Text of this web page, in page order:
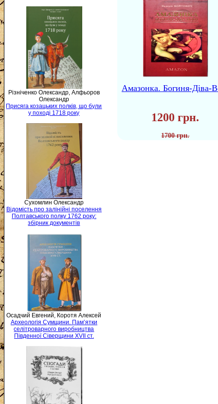
Різніченко Олександр, Алфьоров
Олександр
Присяга козацьких полків, що були
у поході 1718 року
Сухомлин Олександр
Відомість про залінійні поселення
Полтавського полку 1762 року:
збірник документів
Осадчий Евгений, Коротя Алексей
Археологія Сумщини. Пам’ятки
селітроварного виробництва
Південної Сіверщини XVII ст.
Амазонка. Богиня-Діва-
1200 грн.
1700 грн.